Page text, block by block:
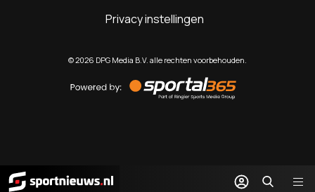
Privacy instellingen
©2026 DPG Media B.V. alle rechten voorbehouden.
by
Sportal365